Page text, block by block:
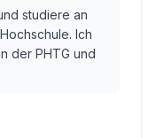
studiere an
Ich
der PHTG und